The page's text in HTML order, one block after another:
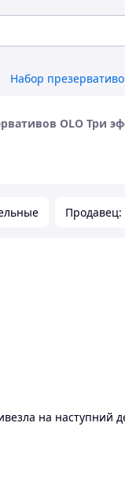
OLO Три
Продавец:
на наступний